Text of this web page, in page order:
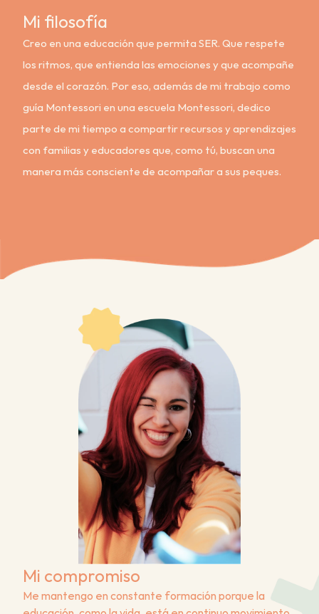
Mi filosofía
Creo en una educación que permita SER. Que respete
los ritmos, que entienda las emociones y que acompañe
desde el corazón. Por eso, además de mi trabajo como
guía Montessori en una escuela Montessori, dedico
parte de mi tiempo a compartir recursos y aprendizajes
con familias y educadores que, como tú, buscan una
manera más consciente de acompañar a sus peques.
Mi compromiso
Me mantengo en constante formación porque la